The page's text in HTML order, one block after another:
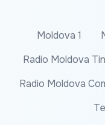
Moldova 1
Radio Moldova
Radio Moldova